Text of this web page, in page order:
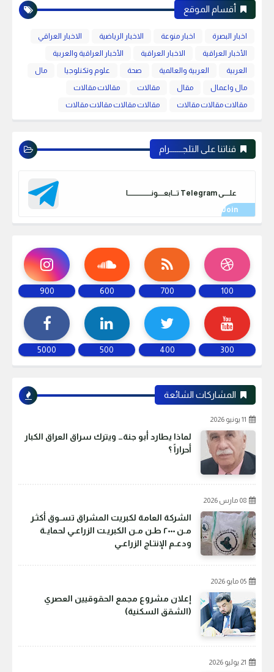
أقسام الموقع
اخبار البصرة اخبار منوعة الاخبار الرياضية
الاخبار العراقي
الأخبار العراقية
الاخبار العراقية
الأخبار العراقية والعربية
العربية
العربية والعالمية صحة علوم وتكنلوجيا
مال
مال واعمال
مقال مقالات
مقالات مقالات
مقالات مقالات مقالات
مقالات مقالات مقالات مقالات
قناتنا على التلجـــــــرام
علـــــى Telegram تـــابعـــــونـــــــــــــــــــا
100
700
600
900
300
400
500
5000
المشاركات الشائعة
11 يونيو 2026
لماذا يطارد أبو جنة… ويترك سراق العراق الكبار
أحراراً ؟
08 مارس 2026
الشركة العامة لكبريت المشراق تسـوق أكثـر
مـن ٢٠٠٠ طـن مـن الكبريـت الزراعـي لحمايـة
ودعـم الإنتـاج الزراعـي
05 مايو 2026
إعلان مشروع مجمع الحقوقيين العصري
(الشقق السكنية)
21 يوليو 2026